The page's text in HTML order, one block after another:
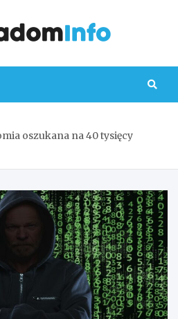
oszukana na 40 tysięcy